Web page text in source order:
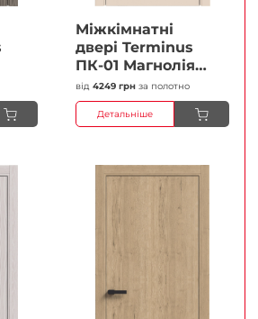
Міжкімнатні
двері Terminus
ПК-01 Магнолія
Глухі Плівка
від 4249 грн за полотно
Детальніше